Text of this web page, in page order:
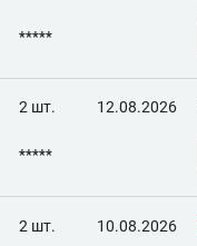
*****
2 шт. 12.08.2026
*****
2 шт. 10.08.2026